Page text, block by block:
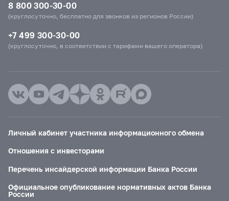
8 800 300-30-00
(круглосуточно, бесплатно для звонков из регионов России)
+7 499 300-30-00
(круглосуточно, в соответствии с тарифами вашего оператора)
Личный кабинет участника информационного обмена
Отношения с инвесторами
Перечень инсайдерской информации Банка России
Официальное опубликование нормативных актов Банка
России